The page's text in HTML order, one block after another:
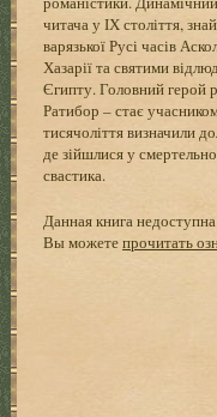
читача у ІХ століття,
варязької Русі часів
Хазарії та святими
Єгипту. Головний герой
Ратибор – стає
тисячоліття визначили
де зійшлися у
свастика.
Данная книга
Вы можетепрочитать